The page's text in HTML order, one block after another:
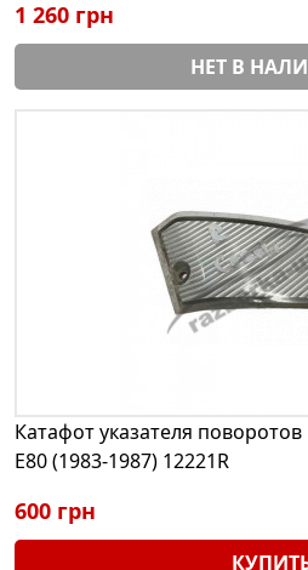
1 260 грн
НЕТ В
Катафот указателя
E80 (1983-1987) 12221R
600 грн